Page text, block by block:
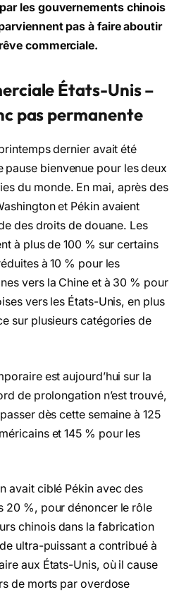
les gouvernements chinois
pas à faire aboutir
commerciale.
États-Unis –
pas permanente
dernier avait été
pause bienvenue pour les deux
du monde. En mai, après des
et Pékin avaient
des droits de douane. Les
à plus de 100 % sur certains
à 10 % pour les
vers la Chine et à 30 % pour
vers les États-Unis, en plus
sur plusieurs catégories de
est aujourd’hui sur la
de prolongation n’est trouvé,
dès cette semaine à 125
et 145 % pour les
avait ciblé Pékin avec des
20 %, pour dénoncer le rôle
chinois dans la fabrication
ultra-puissant a contribué à
aux États-Unis, où il cause
de morts par overdose